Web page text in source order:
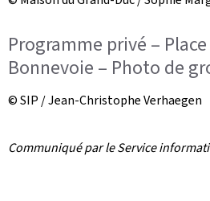
Programme privé –
Bonnevoie – Photo de
© SIP / Jean-Christophe Verhaegen
Communiqué par le Service